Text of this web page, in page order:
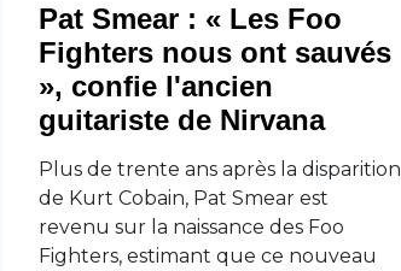
Pat Smear : « Les Foo
Fighters nous ont sauvés
», confie l'ancien
guitariste de Nirvana
Plus de trente ans après la disparition
de Kurt Cobain, Pat Smear est
revenu sur la naissance des Foo
Fighters, estimant que ce nouveau